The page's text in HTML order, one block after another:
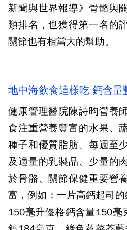
新聞與世界報導》骨骼與
類排名，也獲得第一名的
關節也有相當大的幫助。
地中海飲食這樣吃 鈣含量
健康管理醫院陳詩昀營養
食注重營養豐富的水果、
種子和優質脂肪、每週至
及適量的乳製品、少量的
於骨骼、關節保健重要營
富，例如：一片高鈣起司
150毫升優格鈣含量150毫